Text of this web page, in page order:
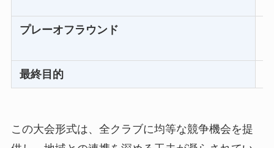
プレーオフラウンド
最終目的
この大会形式は、全クラブに均等な競争機会を提